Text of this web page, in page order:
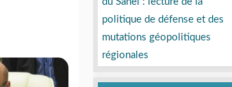
politique de défense et des
mutations géopolitiques
régionales